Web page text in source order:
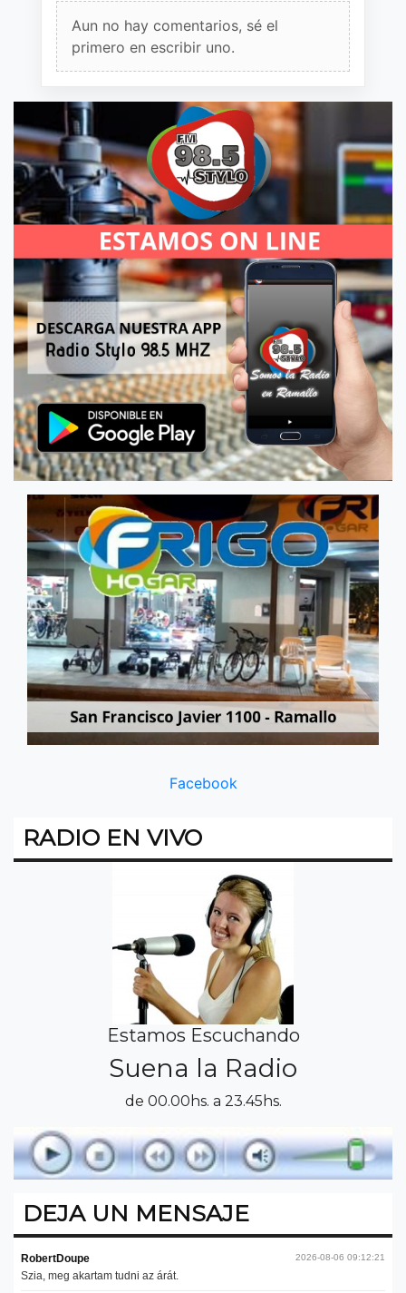
Aun no hay comentarios, sé el
primero en escribir uno.
Facebook
RADIO EN VIVO
Estamos Escuchando
Suena la Radio
de 00.00hs. a 23.45hs.
DEJA UN MENSAJE